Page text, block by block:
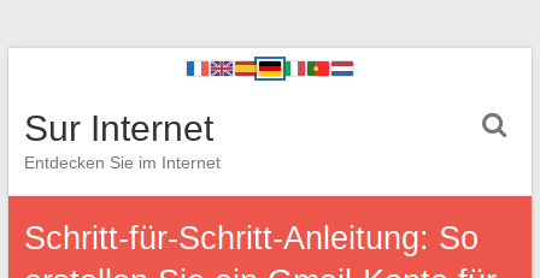
Sur Internet
Entdecken Sie im Internet
Schritt-für-Schritt-Anleitung: So